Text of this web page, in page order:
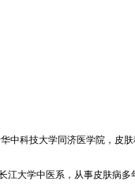
中科技大学同济医学院，皮
江大学中医系，从事皮肤病